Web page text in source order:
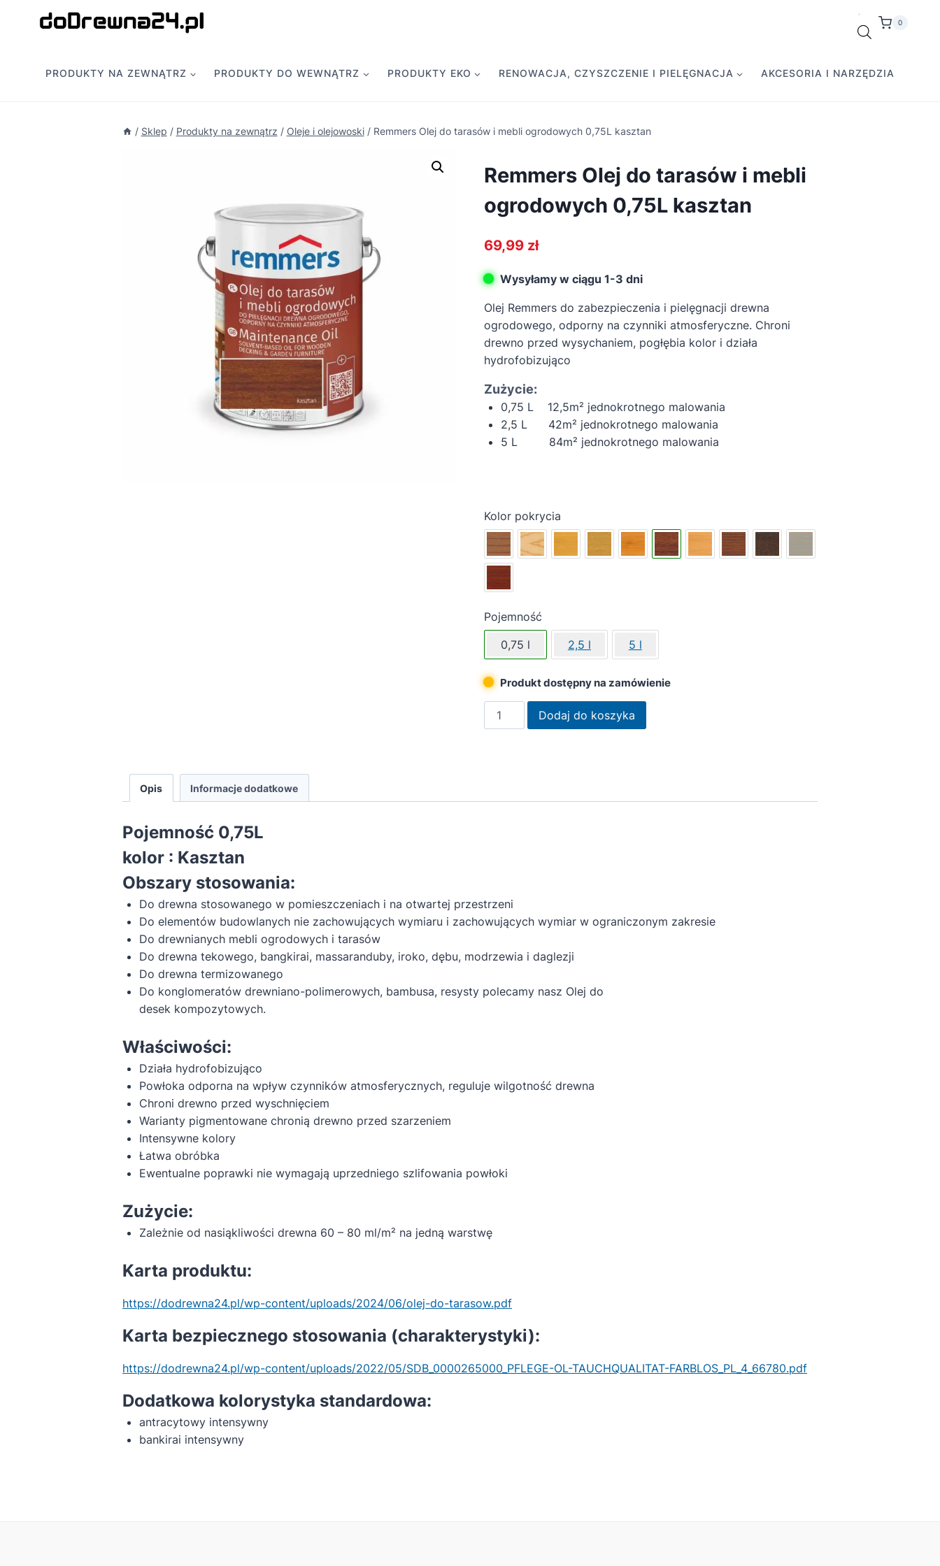
0
PRODUKTY NA ZEWNĄTRZ PRODUKTY DO WEWNĄTRZ PRODUKTY EKO RENOWACJA, CZYSZCZENIE I PIELĘGNACJA AKCESORIA I NARZĘDZIA
/ Sklep / Produkty na zewnątrz / Oleje i olejowoski / Remmers Olej do tarasów i mebli ogrodowych 0,75L kasztan
Remmers Olej do tarasów i mebli
ogrodowych 0,75L kasztan
69,99 zł
Wysyłamy w ciągu 1-3 dni
Olej Remmers do zabezpieczenia i pielęgnacji drewna
ogrodowego, odporny na czynniki atmosferyczne. Chroni
drewno przed wysychaniem, pogłębia kolor i działa
hydrofobizująco
Zużycie:
0,75 L 12,5m² jednokrotnego malowania
2,5 L 42m² jednokrotnego malowania
5 L 84m² jednokrotnego malowania
Kolor pokrycia
Pojemność
0,75 l
2,5 l 5 l
Produkt dostępny na zamówienie
ilość
Remmers
Dodaj do koszyka
Opis Informacje dodatkowe
Pojemność 0,75L
kolor : Kasztan
Obszary stosowania:
Do drewna stosowanego w pomieszczeniach i na otwartej przestrzeni
Do elementów budowlanych nie zachowujących wymiaru i zachowujących wymiar w ograniczonym zakresie
Do drewnianych mebli ogrodowych i tarasów
Do drewna tekowego, bangkirai, massaranduby, iroko, dębu, modrzewia i daglezji
Do drewna termizowanego
Do konglomeratów drewniano-polimerowych, bambusa, resysty polecamy nasz Olej do
desek kompozytowych.
Właściwości:
Działa hydrofobizująco
Powłoka odporna na wpływ czynników atmosferycznych, reguluje wilgotność drewna
Chroni drewno przed wyschnięciem
Warianty pigmentowane chronią drewno przed szarzeniem
Intensywne kolory
Łatwa obróbka
Ewentualne poprawki nie wymagają uprzedniego szlifowania powłoki
Zużycie:
Zależnie od nasiąkliwości drewna 60 – 80 ml/m² na jedną warstwę
Karta produktu:
https://dodrewna24.pl/wp-content/uploads/2024/06/olej-do-tarasow.pdf
Karta bezpiecznego stosowania (charakterystyki):
https://dodrewna24.pl/wp-content/uploads/2022/05/SDB_0000265000_PFLEGE-OL-TAUCHQUALITAT-FARBLOS_PL_4_66780.pdf
Dodatkowa kolorystyka standardowa:
antracytowy intensywny
bankirai intensywny